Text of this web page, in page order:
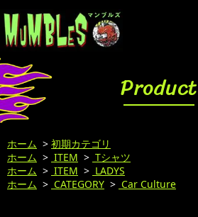
Product
ホーム > 初期カテゴリ
ホーム > ITEM > Tシャツ
ホーム > ITEM > LADYS
ホーム > CATEGORY > Car Culture